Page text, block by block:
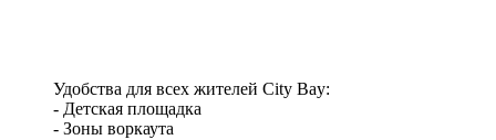
Удобства для всех жителей City Bay:
- Детская площадка
- Зоны воркаута